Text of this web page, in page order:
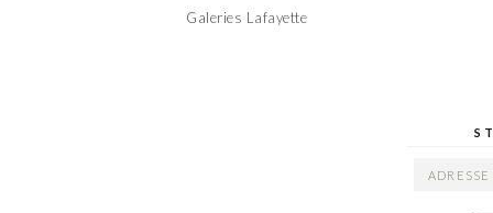
Galeries Lafayette
ADRESSE